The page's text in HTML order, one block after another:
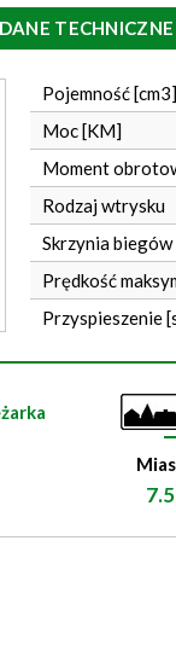
DANE TECHNICZNE
Pojemność [cm3]
Moc [KM]
Moment
Rodzaj wtrysku
Skrzynia biegów
Prędkość
Przyspieszenie